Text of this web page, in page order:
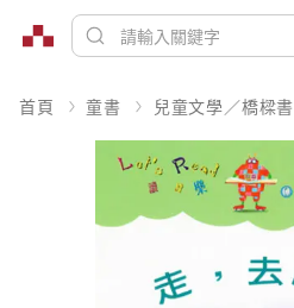
首頁 童書 兒童文學／橋樑書